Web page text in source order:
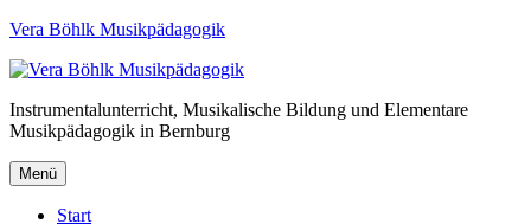
Vera Böhlk Musikpädagogik
Instrumentalunterricht, Musikalische Bildung und Elementare
Musikpädagogik in Bernburg
Menü
Start